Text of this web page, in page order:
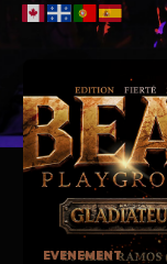
EVENEMENT